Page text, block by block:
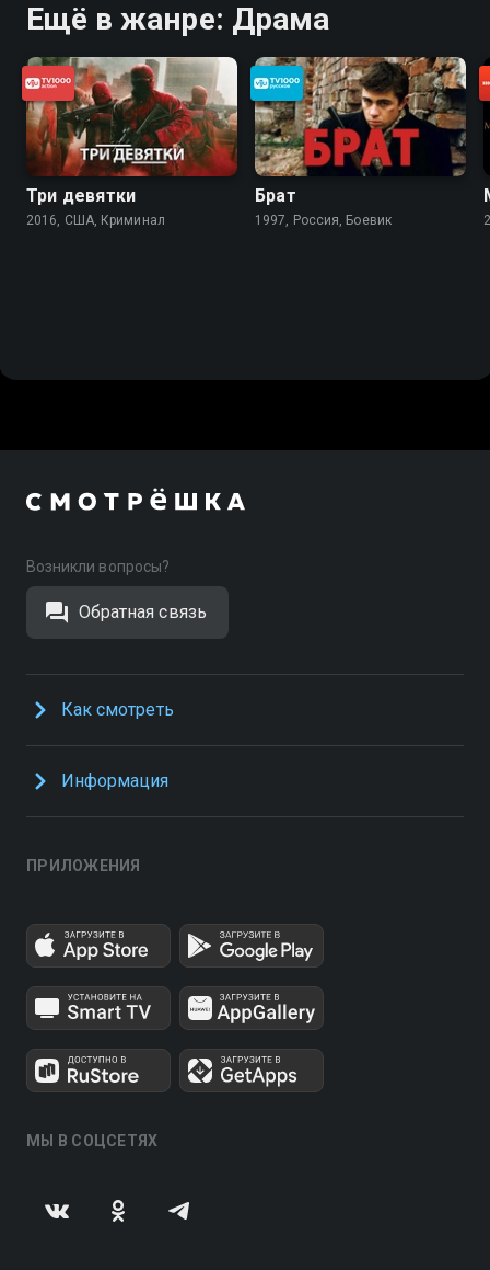
Ещё в жанре: Драма
Три девятки
2016, США, Криминал
Брат
1997, Россия, Боевик
Возникли вопросы?
Обратная связь
Как смотреть
Информация
ПРИЛОЖЕНИЯ
МЫ В СОЦСЕТЯХ